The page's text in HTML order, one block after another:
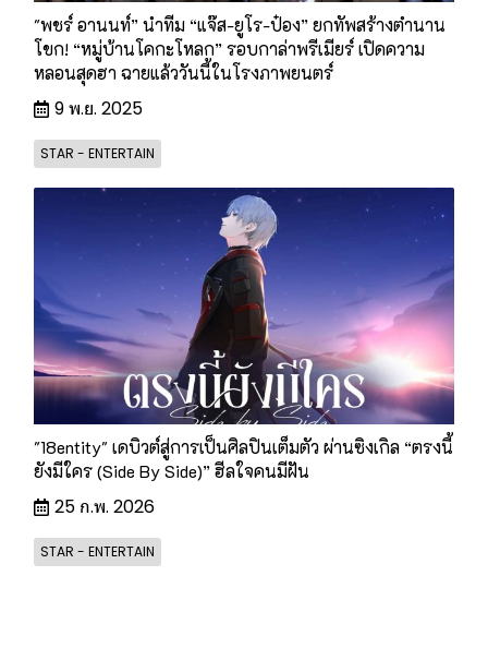
"พชร์ อานนท์” นำทีม “แจ๊ส-ยูโร-ป๋อง” ยกทัพสร้างตำนาน
โขก! “หมู่บ้านโคกะโหลก” รอบกาล่าพรีเมียร์ เปิดความ
หลอนสุดฮา ฉายแล้ววันนี้ในโรงภาพยนตร์
9 พ.ย. 2025
STAR - ENTERTAIN
"18entity" เดบิวต์สู่การเป็นศิลปินเต็มตัว ผ่านซิงเกิล “ตรงนี้
ยังมีใคร (Side By Side)” ฮีลใจคนมีฝัน
25 ก.พ. 2026
STAR - ENTERTAIN